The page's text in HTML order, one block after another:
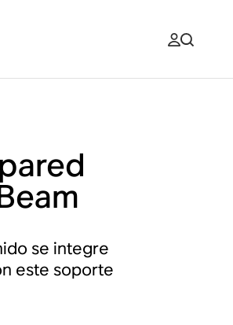
se integre
este soporte